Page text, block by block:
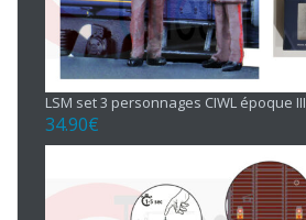
LSM set 3 personnages CIWL époque III
34.90€